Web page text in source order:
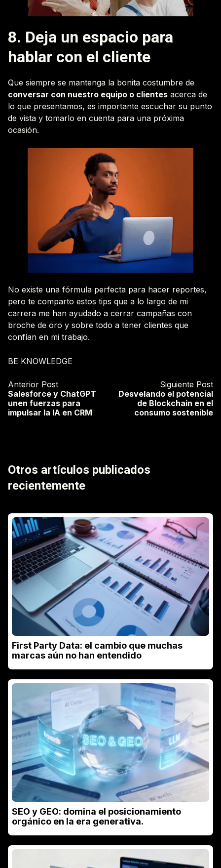
8. Deja un espacio para
hablar con el cliente
Que siempre se mantenga la bonita costumbre de
conversar con nuestro equipo o clientes acerca de
lo que presentamos, es importante escuchar su punto
de vista y tomarlo en cuenta para una próxima
ocasión.
No existe una fórmula perfecta para hacer reportes,
pero te comparto estos tips que a lo largo de mi
carrera me han ayudado a cerrar campañas con
broche de oro y sobre todo a tener clientes que
confían en mi trabajo.
BE KNOWLEDGE
Anterior Post
Salesforce y ChatGPT
unen fuerzas para
impulsar la IA en CRM
Siguiente Post
Desvelando el potencial
de Blockchain en el
consumo sostenible
Otros artículos publicados
recientemente
First Party Data: el cambio que muchas
marcas aún no han entendido
SEO y GEO: domina el posicionamiento
orgánico en la era generativa.